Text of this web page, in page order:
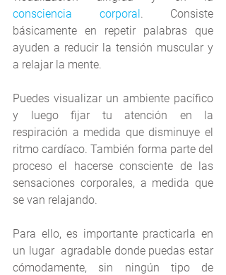
consciencia corporal . Consiste
básicamente en repetir palabras que
ayuden a reducir la tensión muscular y
a relajar la mente.
Puedes visualizar un ambiente pacífico
y luego fijar tu atención en la
respiración a medida que disminuye el
ritmo cardíaco. También forma parte del
proceso el hacerse consciente de las
sensaciones corporales, a medida que
se van relajando.
Para ello, es importante practicarla en
un lugar  agradable donde puedas estar
cómodamente, sin ningún tipo de